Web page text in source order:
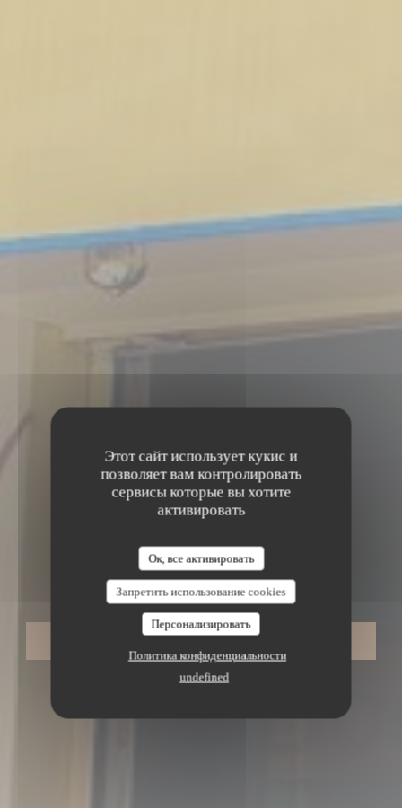
Этот сайт использует кукис и
позволяет вам контролировать
сервисы которые вы хотите
активировать
Ок, все активировать
Запретить использование cookies
Персонализировать
Политика конфиденциальности
undefined
La Table de Max
LA TABLE DE MAX